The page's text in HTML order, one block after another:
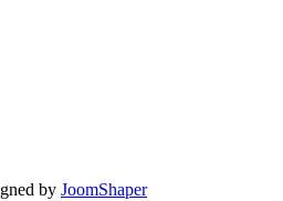
by JoomShaper